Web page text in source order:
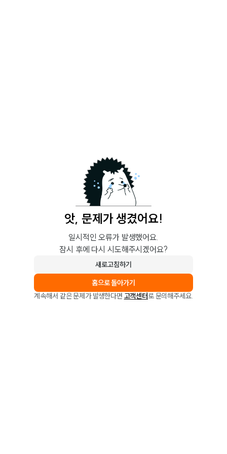
앗, 문제가 생겼어요!
일시적인 오류가 발생했어요.
잠시 후에 다시 시도해주시겠어요?
새로고침하기
홈으로 돌아가기
계속해서 같은 문제가 발생한다면 고객센터로 문의해주세요.